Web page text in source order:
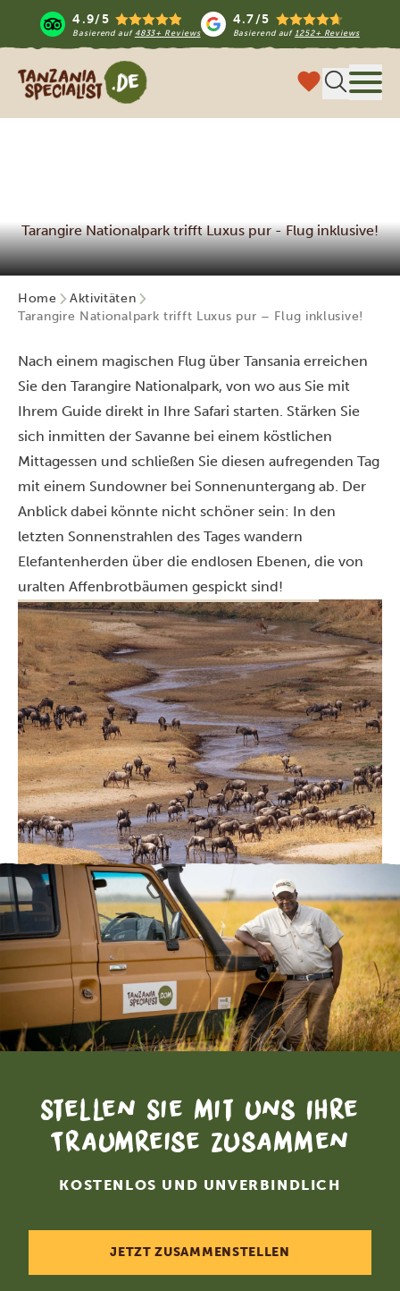
4.9/5
Basierend auf 4833+ Reviews
4.7/5
Basierend auf1252+ Reviews
Tanzania Specialist
Tarangire Nationalpark trifft Luxus pur - Flug inklusive!
Home
Aktivitäten
Tarangire Nationalpark trifft Luxus pur – Flug inklusive!
Nach einem magischen Flug über Tansania erreichen
Sie den Tarangire Nationalpark, von wo aus Sie mit
Ihrem Guide direkt in Ihre Safari starten. Stärken Sie
sich inmitten der Savanne bei einem köstlichen
Mittagessen und schließen Sie diesen aufregenden Tag
mit einem Sundowner bei Sonnenuntergang ab. Der
Anblick dabei könnte nicht schöner sein: In den
letzten Sonnenstrahlen des Tages wandern
Elefantenherden über die endlosen Ebenen, die von
uralten Affenbrotbäumen gespickt sind!
Stellen Sie mit uns Ihre
Traumreise zusammen
KOSTENLOS UND UNVERBINDLICH
JETZT ZUSAMMENSTELLEN